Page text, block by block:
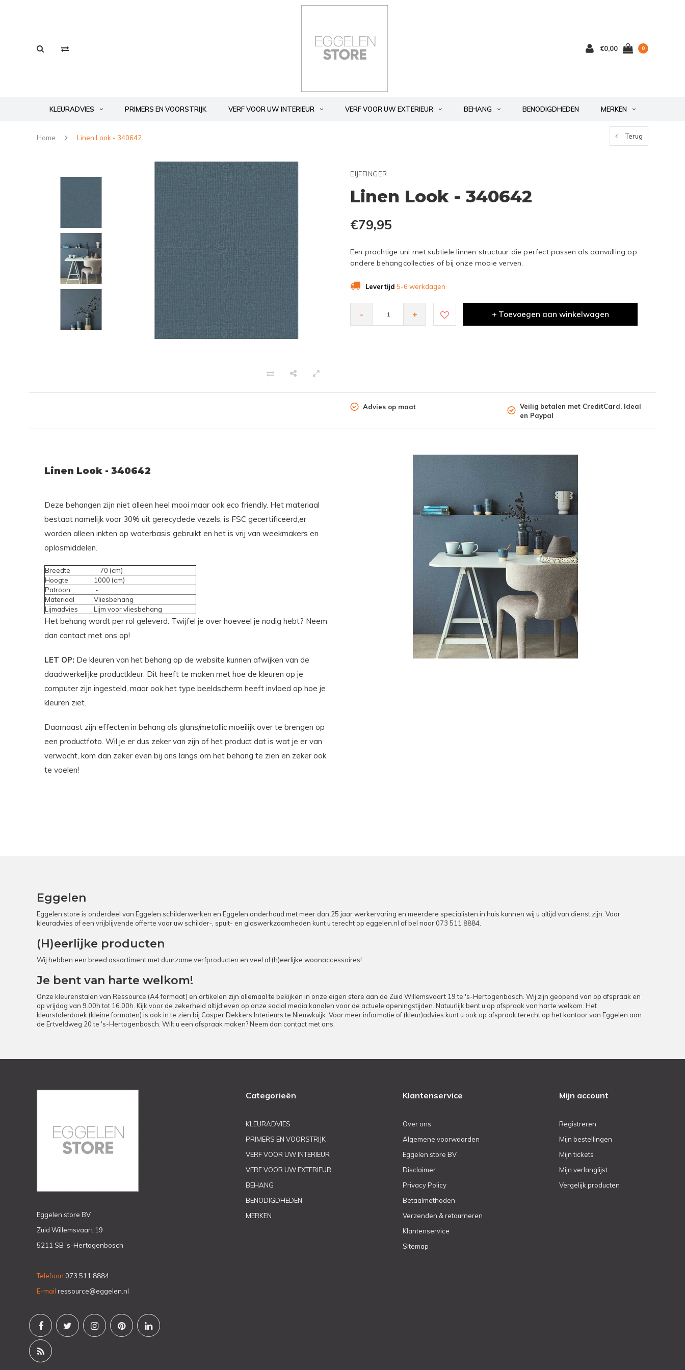
€0,00 0
KLEURADVIES PRIMERS EN VOORSTRIJK VERF VOOR UW INTERIEUR VERF VOOR UW EXTERIEUR BEHANG BENODIGDHEDEN MERKEN
Home Linen Look - 340642 Terug
EIJFFINGER
Linen Look - 340642
€79,95
Een prachtige uni met subtiele linnen structuur die perfect passen als aanvulling op
andere behangcollecties of bij onze mooie verven.
Levertijd 5-6 werkdagen
- + + Toevoegen aan winkelwagen
Advies op maat
Veilig betalen met CreditCard, Ideal
en Paypal
Linen Look - 340642
Deze behangen zijn niet alleen heel mooi maar ook eco friendly. Het materiaal
bestaat namelijk voor 30% uit gerecyclede vezels, is FSC gecertificeerd,er
worden alleen inkten op waterbasis gebruikt en het is vrij van weekmakers en
oplosmiddelen.
Breedte
70 (cm)
Hoogte
1000 (cm)
Patroon
-
Materiaal
Vliesbehang
Lijmadvies
Lijm voor vliesbehang
Het behang wordt per rol geleverd. Twijfel je over hoeveel je nodig hebt? Neem
dan contact met ons op!
LET OP: De kleuren van het behang op de website kunnen afwijken van de
daadwerkelijke productkleur. Dit heeft te maken met hoe de kleuren op je
computer zijn ingesteld, maar ook het type beeldscherm heeft invloed op hoe je
kleuren ziet.
Daarnaast zijn effecten in behang als glans/metallic moeilijk over te brengen op
een productfoto. Wil je er dus zeker van zijn of het product dat is wat je er van
verwacht, kom dan zeker even bij ons langs om het behang te zien en zeker ook
te voelen!
Eggelen
Eggelen store is onderdeel van Eggelen schilderwerken en Eggelen onderhoud met meer dan 25 jaar werkervaring en meerdere specialisten in huis kunnen wij u altijd van dienst zijn. Voor
kleuradvies of een vrijblijvende offerte voor uw schilder-, spuit- en glaswerkzaamheden kunt u terecht op eggelen.nl of bel naar 073 511 8884.
(H)eerlijke producten
Wij hebben een breed assortiment met duurzame verfproducten en veel al (h)eerlijke woonaccessoires!
Je bent van harte welkom!
Onze kleurenstalen van Ressource (A4 formaat) en artikelen zijn allemaal te bekijken in onze eigen store aan de Zuid Willemsvaart 19 te 's-Hertogenbosch. Wij zijn geopend van op afspraak en
op vrijdag van 9.00h tot 16.00h. Kijk voor de zekerheid altijd even op onze social media kanalen voor de actuele openingstijden. Natuurlijk bent u op afspraak van harte welkom. Het
kleurstalenboek (kleine formaten) is ook in te zien bij Casper Dekkers Interieurs te Nieuwkuijk. Voor meer informatie of (kleur)advies kunt u ook op afspraak terecht op het kantoor van Eggelen aan
de Ertveldweg 20 te 's-Hertogenbosch. Wilt u een afspraak maken? Neem dan contact met ons.
Eggelen store BV
Zuid Willemsvaart 19
5211 SB 's-Hertogenbosch
Telefoon 073 511 8884
E-mail ressource@eggelen.nl
Categorieën
KLEURADVIES
PRIMERS EN VOORSTRIJK
VERF VOOR UW INTERIEUR
VERF VOOR UW EXTERIEUR
BEHANG
BENODIGDHEDEN
MERKEN
Klantenservice
Over ons
Algemene voorwaarden
Eggelen store BV
Disclaimer
Privacy Policy
Betaalmethoden
Verzenden & retourneren
Klantenservice
Sitemap
Mijn account
Registreren
Mijn bestellingen
Mijn tickets
Mijn verlanglijst
Vergelijk producten